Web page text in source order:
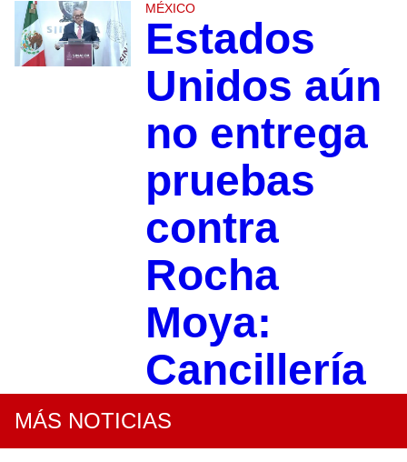
MÉXICO
Estados
Unidos aún
no entrega
pruebas
contra
Rocha
Moya:
Cancillería
MÁS NOTICIAS